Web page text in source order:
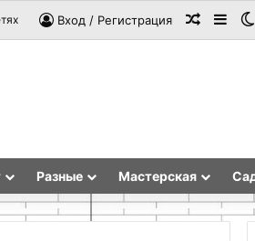
Вход / Регистрация
Разные Мастерская